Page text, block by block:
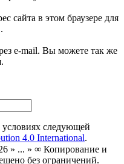
сайта в этом браузере для
e-mail. Вы можете так же
следующей
4.0 International.
» ... » ∞ Копирование и
без ограничений.